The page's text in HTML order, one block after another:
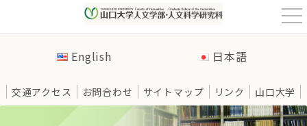
t
o
g
v
i
g
English 日本語
交通アクセス お問合わせ サイトマップ リンク 山口大学